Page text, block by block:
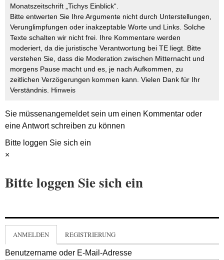
Monatszeitschrift „Tichys Einblick“.
Bitte entwerten Sie Ihre Argumente nicht durch Unterstellungen,
Verunglimpfungen oder inakzeptable Worte und Links. Solche
Texte schalten wir nicht frei. Ihre Kommentare werden
moderiert, da die juristische Verantwortung bei TE liegt. Bitte
verstehen Sie, dass die Moderation zwischen Mitternacht und
morgens Pause macht und es, je nach Aufkommen, zu
zeitlichen Verzögerungen kommen kann. Vielen Dank für Ihr
Verständnis. Hinweis
Sie müssenangemeldetsein um einen Kommentar oder
eine Antwort schreiben zu können
Bitte loggen Sie sich ein
×
Bitte loggen Sie sich ein
ANMELDEN REGISTRIERUNG
Benutzername oder E-Mail-Adresse